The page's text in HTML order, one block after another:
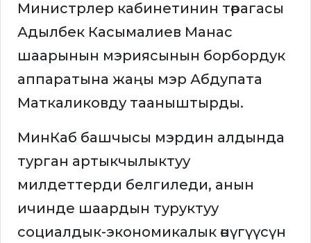
Министрлер кабинетинин төрагасы
Адылбек Касымалиев Манас
шаарынын мэриясынын борбордук
аппаратына жаңы мэр Абдупата
Маткаликовду тааныштырды.
МинКаб башчысы мэрдин алдында
турган артыкчылыктуу
милдеттерди белгиледи, анын
ичинде шаардын туруктуу
социалдык-экономикалык өнүгүүсүн